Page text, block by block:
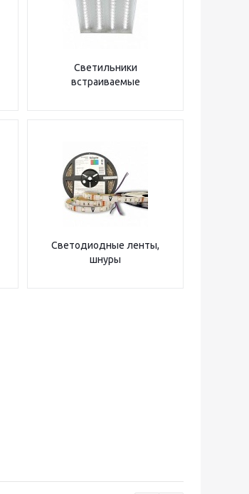
Светильники
встраиваемые
Светодиодные ленты,
шнуры